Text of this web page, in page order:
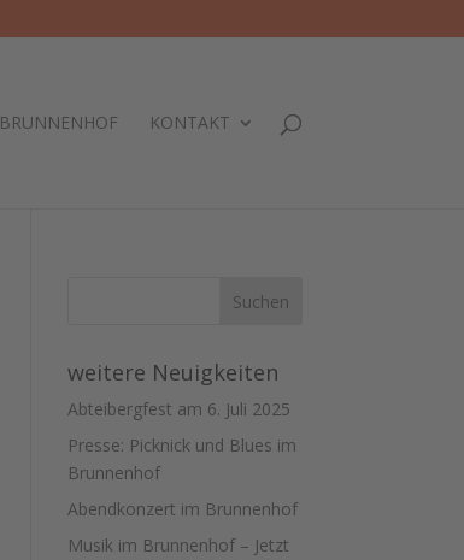
BRUNNENHOF KONTAKT
weitere Neuigkeiten
Abteibergfest am 6. Juli 2025
Presse: Picknick und Blues im
Brunnenhof
Abendkonzert im Brunnenhof
Musik im Brunnenhof – Jetzt